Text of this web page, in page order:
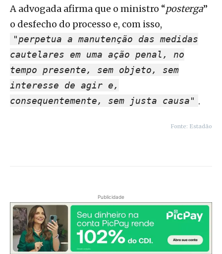
A advogada afirma que o ministro “posterga”
o desfecho do processo e, com isso,
"perpetua a manutenção das medidas
cautelares em uma ação penal, no
tempo presente, sem objeto, sem
interesse de agir e,
consequentemente, sem justa causa" .
Fonte: Estadão
Publicidade